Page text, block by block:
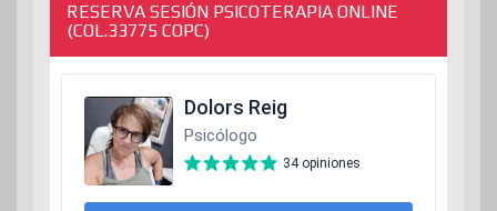
RESERVA SESIÓN PSICOTERAPIA ONLINE
(COL.33775 COPC)